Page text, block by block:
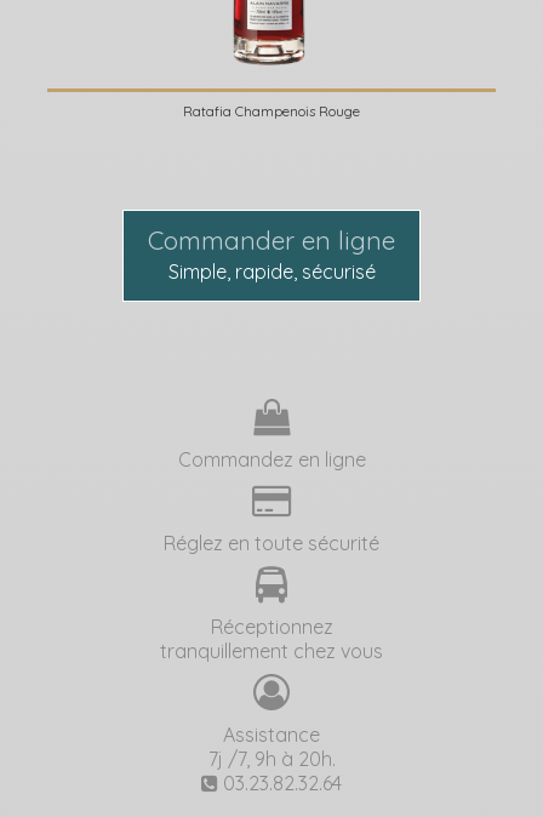
Ratafia Champenois Rouge
Commander en ligne
Simple, rapide, sécurisé
Commandez en ligne
Réglez en toute sécurité
Réceptionnez
tranquillement chez vous
Assistance
7j /7, 9h à 20h.
03.23.82.32.64